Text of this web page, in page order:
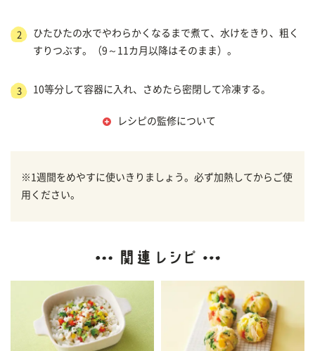
2
ひたひたの水でやわらかくなるまで煮て、水けをきり、粗く
すりつぶす。（9～11カ月以降はそのまま）。
3 10等分して容器に入れ、さめたら密閉して冷凍する。
レシピの監修について
※1週間をめやすに使いきりましょう。必ず加熱してからご使
用ください。